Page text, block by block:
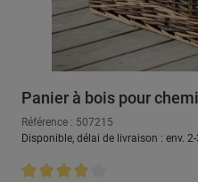
Panier à bois pour
Référence : 507215
Disponible, délai de livraison : env.